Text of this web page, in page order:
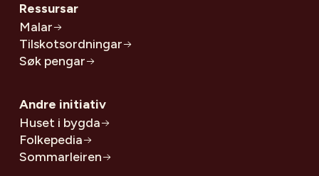
Ressursar
Malar
Tilskotsordningar
Søk pengar
Andre initiativ
Huset i bygda
Folkepedia
Sommarleiren